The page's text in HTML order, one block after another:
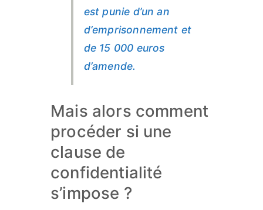
est punie d’un an
d’emprisonnement et
de 15 000 euros
d’amende.
Mais alors comment
procéder si une
clause de
confidentialité
s’impose ?